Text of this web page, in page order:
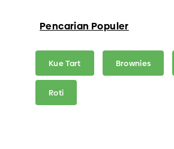
Pencarian Populer
Kue Tart Brownies
Roti